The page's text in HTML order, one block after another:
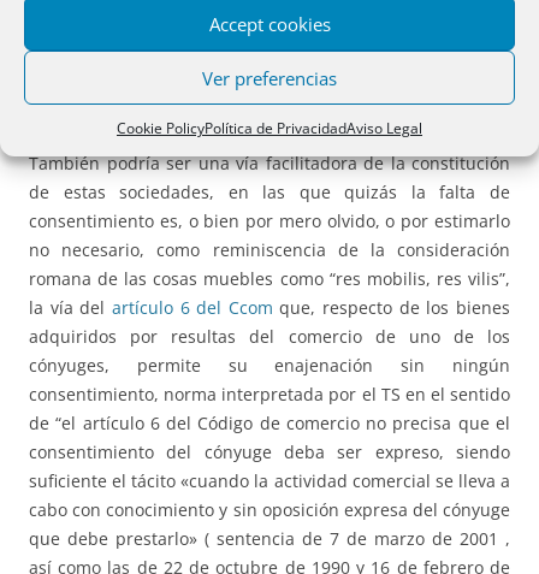
Accept cookies
Ver preferencias
Cookie PolicyPolítica de PrivacidadAviso Legal
y considerar que esos bienes eran privativos por ser
“Los instrumentos necesarios para el ejercicio de la
profesión u oficio” del cónyuge aportante y por tanto
podían ser aportados sin consentimiento alguno.
También podría ser una vía facilitadora de la constitución
de estas sociedades, en las que quizás la falta de
consentimiento es, o bien por mero olvido, o por estimarlo
no necesario, como reminiscencia de la consideración
romana de las cosas muebles como “res mobilis, res vilis”,
la vía del artículo 6 del Ccom que, respecto de los bienes
adquiridos por resultas del comercio de uno de los
cónyuges, permite su enajenación sin ningún
consentimiento, norma interpretada por el TS en el sentido
de “el artículo 6 del Código de comercio no precisa que el
consentimiento del cónyuge deba ser expreso, siendo
suficiente el tácito «cuando la actividad comercial se lleva a
cabo con conocimiento y sin oposición expresa del cónyuge
que debe prestarlo» ( sentencia de 7 de marzo de 2001 ,
así como las de 22 de octubre de 1990 y 16 de febrero de